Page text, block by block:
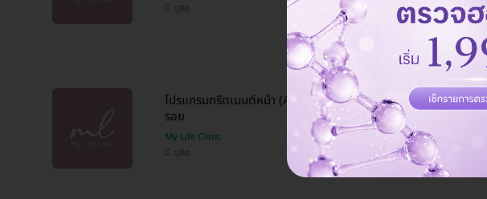
ดุสิต
โปรแกรมทรีตเมนต์หน้า (Anti Aging) ช่วยให้ผิวดูกระชับ ลดเลือนริ้ว
รอย
My Life Clinic
ดุสิต